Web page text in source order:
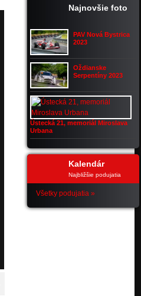
Najnovšie foto
PAV Nová Bystrica
2023
Oždianske
Serpentíny 2023
Ústecká 21, memoriál Miroslava
Urbana
Kalendár
Najbližšie podujatia
Všetky podujatia »